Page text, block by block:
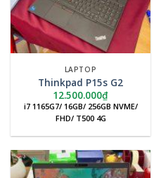
LAPTOP
Thinkpad P15s G2
12.500.000₫
i7 1165G7/ 16GB/ 256GB NVME/
FHD/ T500 4G